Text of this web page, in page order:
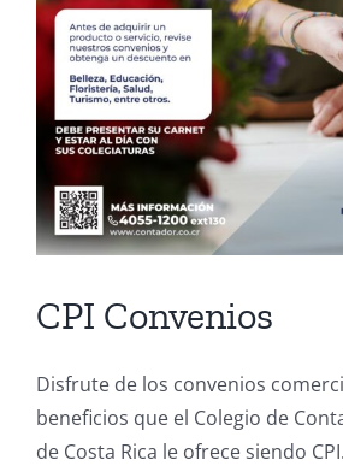
CPI Convenios
Disfrute de los convenios
beneficios que el Colegio de
de Costa Rica le ofrece siendo CPI.